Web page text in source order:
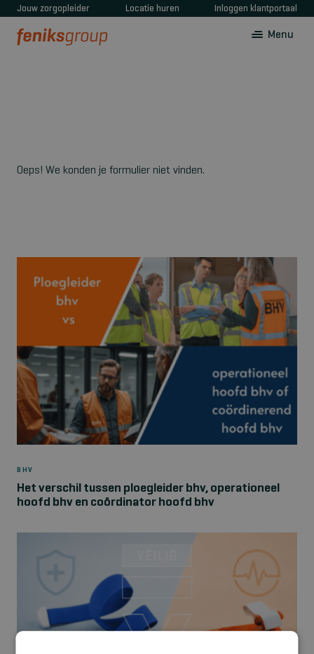
Jouw zorgopleider Locatie huren Inloggen klantportaal
Menu
Oeps! We konden je formulier niet vinden.
BHV
Het verschil tussen ploegleider bhv, operationeel
hoofd bhv en coördinator hoofd bhv